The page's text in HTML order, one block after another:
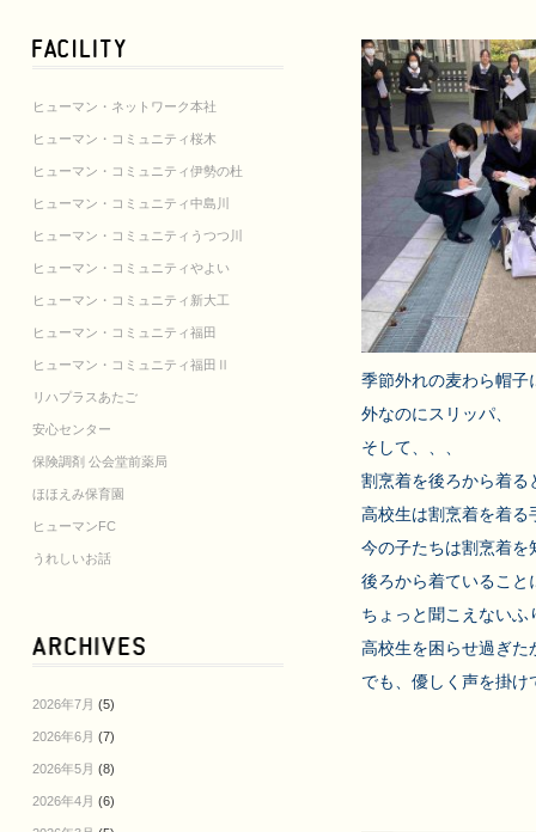
ヒューマン・ネットワーク本社
ヒューマン・コミュニティ桜木
ヒューマン・コミュニティ伊勢の杜
ヒューマン・コミュニティ中島川
ヒューマン・コミュニティうつつ川
ヒューマン・コミュニティやよい
ヒューマン・コミュニティ新大工
ヒューマン・コミュニティ福田
ヒューマン・コミュニティ福田Ⅱ
リハプラスあたご
安心センター
保険調剤 公会堂前薬局
ほほえみ保育園
ヒューマンFC
うれしいお話
2026年7月 (5)
2026年6月 (7)
2026年5月 (8)
2026年4月 (6)
季節外れの麦わら帽子
外なのにスリッパ、
そして、、、
割烹着を後ろから着る
高校生は割烹着を着る
今の子たちは割烹着を
後ろから着ていること
ちょっと聞こえない
高校生を困らせ過ぎた
でも、優しく声を掛